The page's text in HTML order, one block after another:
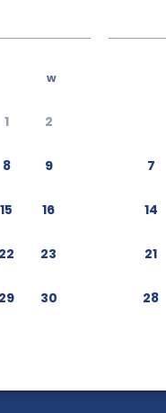
w
1 2
8 9
15 16
22 23
29 30
7
14
21
28